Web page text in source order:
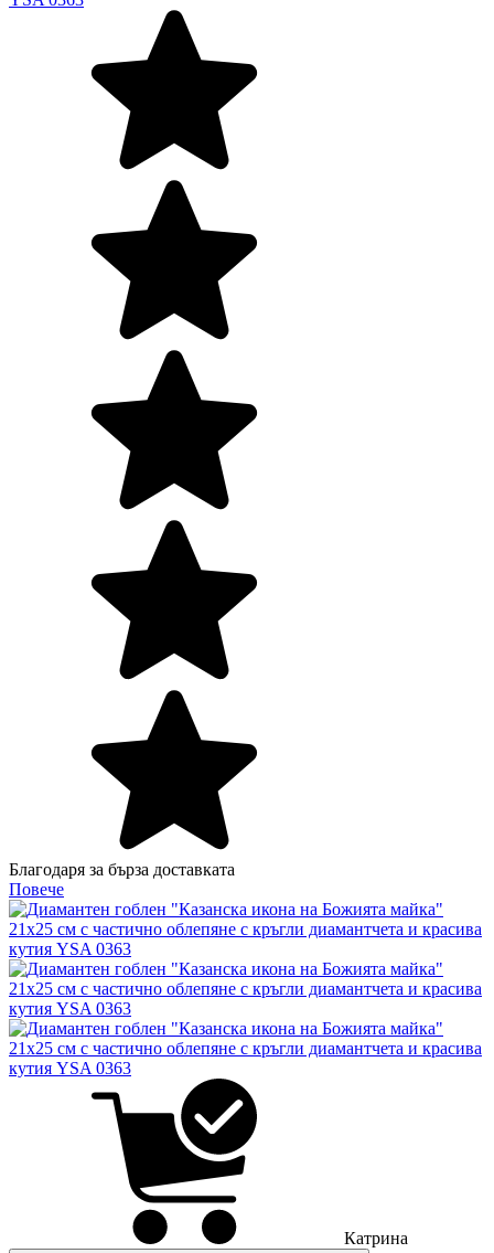
Благодаря за бърза доставката
Повече
Катрина